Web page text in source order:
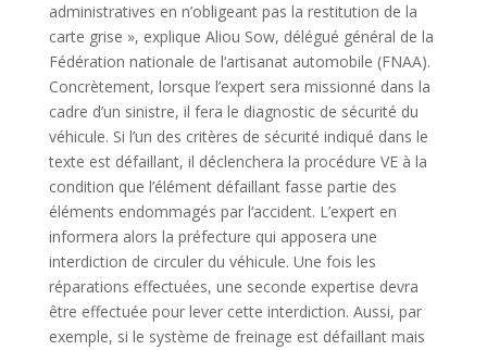
administratives en n’obligeant pas la restitution de la
carte grise », explique Aliou Sow, délégué général de la
Fédération nationale de l‘artisanat automobile (FNAA).
Concrètement, lorsque l’expert sera missionné dans la
cadre d’un sinistre, il fera le diagnostic de sécurité du
véhicule. Si l’un des critères de sécurité indiqué dans le
texte est défaillant, il déclenchera la procédure VE à la
condition que l’élément défaillant fasse partie des
éléments endommagés par l‘accident. L’expert en
informera alors la préfecture qui apposera une
interdiction de circuler du véhicule. Une fois les
réparations effectuées, une seconde expertise devra
être effectuée pour lever cette interdiction. Aussi, par
exemple, si le système de freinage est défaillant mais